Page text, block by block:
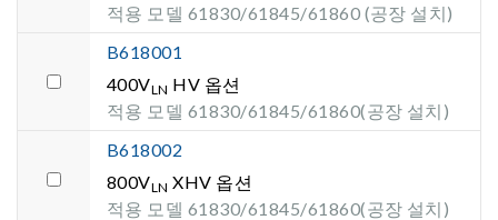
적용 모델 61830/61845/61860 (공장 설치)
B618001
400VLN HV 옵션
적용 모델 61830/61845/61860(공장 설치)
B618002
800VLN XHV 옵션
적용 모델 61830/61845/61860(공장 설치)